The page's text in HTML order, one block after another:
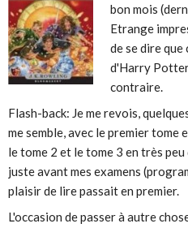
bon mois
Etrange
de se dire
d'Harry
contraire.
Flash-back: Je me revois,
me semble, avec le premier tome
le tome 2 et le tome 3 en très
juste avant mes examens
plaisir de lire passait en premier.
L'occasion de passer à autre